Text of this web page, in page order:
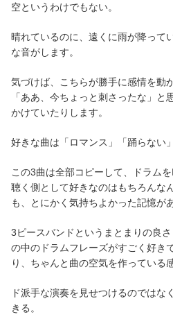
空というわけでもない。
晴れているのに、遠くに雨が降って
な音がします。
気づけば、こちらが勝手に感情を動
「ああ、今ちょっと刺さったな」と
かけていたりします。
好きな曲は「ロマンス」「踊らない
この3曲は全部コピーして、ドラムを
聴く側として好きなのはもちろんな
も、とにかく気持ちよかった記憶が
3ピースバンドというまとまりの良
の中のドラムフレーズがすごく好き
り、ちゃんと曲の空気を作っている
ド派手な演奏を見せつけるのではな
きる。